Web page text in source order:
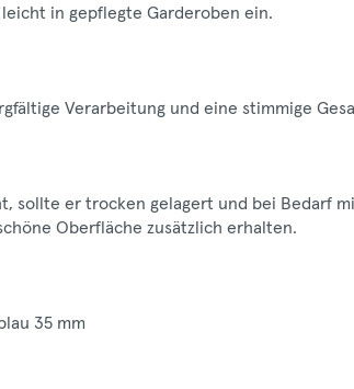
in gepflegte Garderoben ein.
Verarbeitung und eine stimmige
sollte er trocken gelagert und bei Bedarf
Oberfläche zusätzlich erhalten.
35 mm